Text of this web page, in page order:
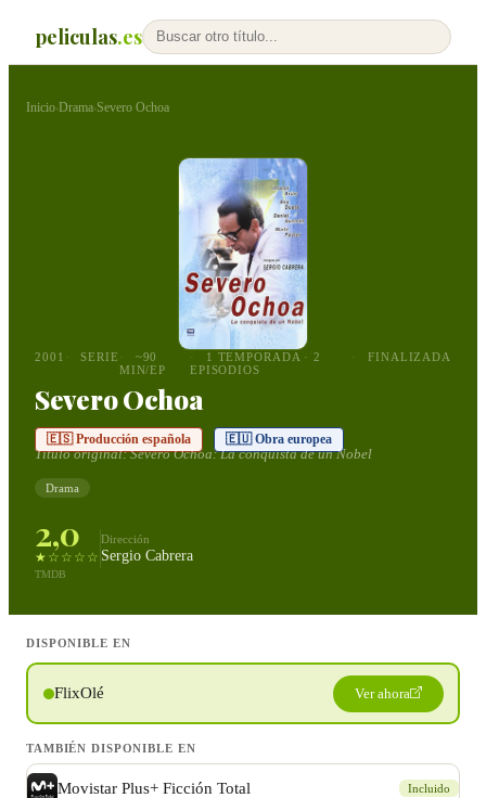
peliculas.es
Inicio›Drama›Severo Ochoa
2001 SERIE
~90
MIN/EP
1 TEMPORADA · 2
EPISODIOS
FINALIZADA
Severo Ochoa
🇪🇸 Producción española 🇪🇺 Obra europea
Título original:Severo Ochoa: La conquista de un Nobel
Drama
2,0
★☆☆☆☆
TMDB
Dirección
Sergio Cabrera
DISPONIBLE EN
FlixOlé Ver ahora
TAMBIÉN DISPONIBLE EN
Movistar Plus+ Ficción Total Incluido